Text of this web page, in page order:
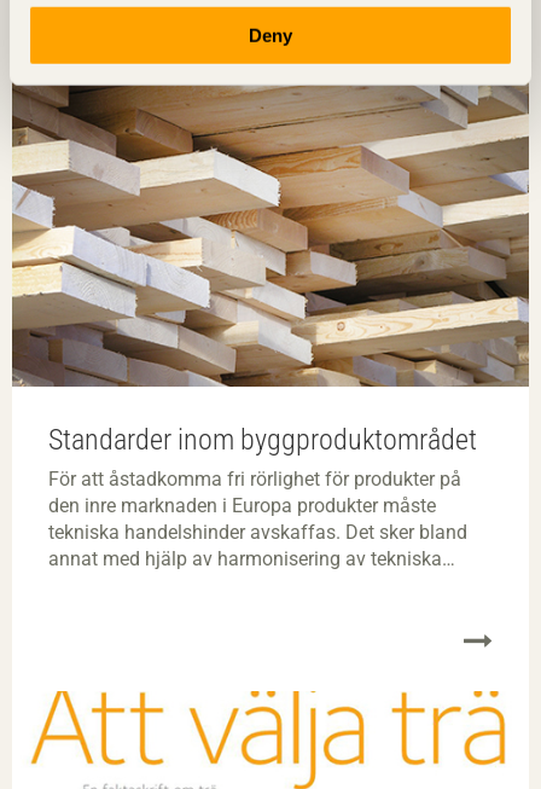
Deny
Standarder inom byggproduktområdet
För att åstadkomma fri rörlighet för produkter på
den inre marknaden i Europa produkter måste
tekniska handelshinder avskaffas. Det sker bland
annat med hjälp av harmonisering av tekniska
därefter säljas fritt inom och mellan länderna i EU